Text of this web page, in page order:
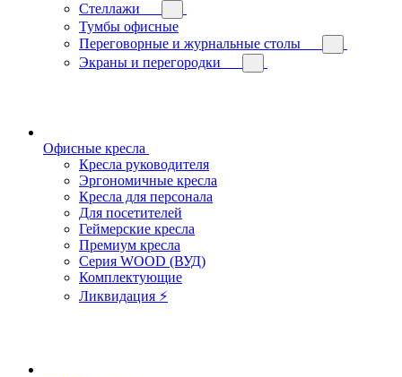
Стеллажи
Тумбы офисные
Переговорные и журнальные столы
Экраны и перегородки
Офисные кресла
Кресла руководителя
Эргономичные кресла
Кресла для персонала
Для посетителей
Геймерские кресла
Премиум кресла
Серия WOOD (ВУД)
Комплектующие
Ликвидация ⚡